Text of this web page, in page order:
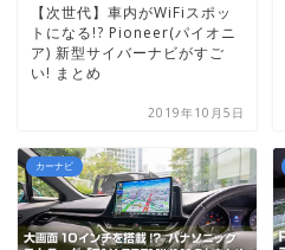
【次世代】車内がWiFiスポッ
トになる!? Pioneer(パイオニ
ア) 新型サイバーナビがすご
い! まとめ
2019年10月5日
カーナビ